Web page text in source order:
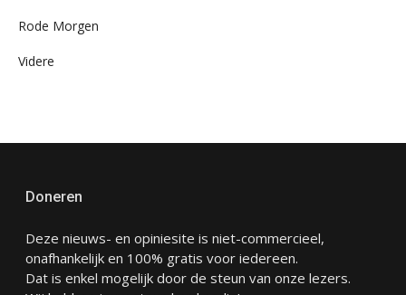
Rode Morgen
Videre
Doneren
Deze nieuws- en opiniesite is niet-commercieel,
onafhankelijk en 100% gratis voor iedereen.
Dat is enkel mogelijk door de steun van onze lezers.